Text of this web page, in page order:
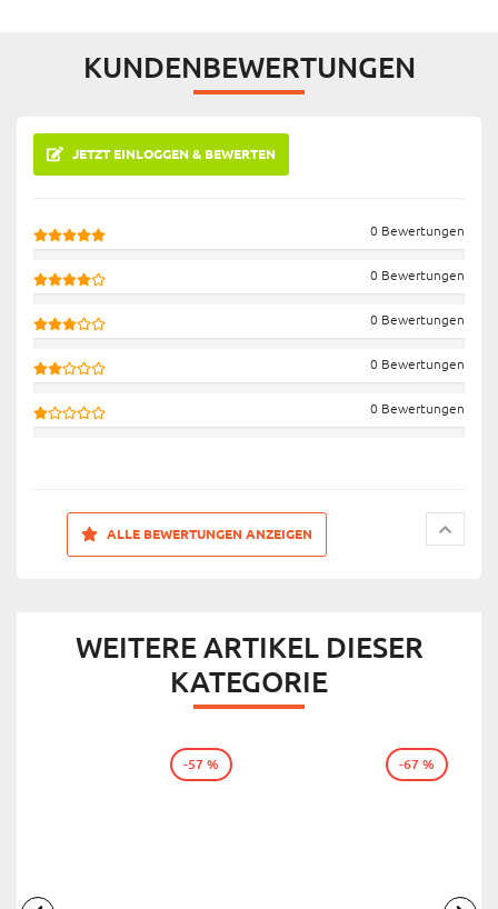
KUNDENBEWERTUNGEN
JETZT EINLOGGEN & BEWERTEN
0 Bewertungen
0 Bewertungen
0 Bewertungen
0 Bewertungen
0 Bewertungen
ALLE BEWERTUNGEN ANZEIGEN
WEITERE ARTIKEL DIESER
KATEGORIE
-57 % -67 %